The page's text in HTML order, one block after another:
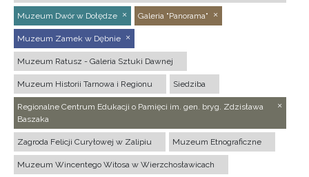
Muzeum Dwór w Dołędze Galeria "Panorama"
Muzeum Zamek w Dębnie
Muzeum Ratusz - Galeria Sztuki Dawnej
Muzeum Historii Tarnowa i Regionu Siedziba
Regionalne Centrum Edukacji o Pamięci im. gen. bryg. Zdzisława
Baszaka
Zagroda Felicji Curyłowej w Zalipiu Muzeum Etnograficzne
Muzeum Wincentego Witosa w Wierzchosławicach